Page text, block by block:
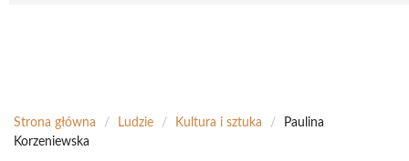
Strona główna / Ludzie / Kultura i sztuka /
Paulina
Korzeniewska